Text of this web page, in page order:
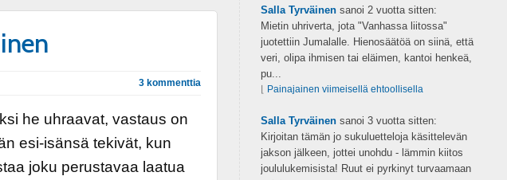
3 kommenttia
he uhraavat, vastaus on
esi-isänsä tekivät, kun
joku perustavaa laatua
Salla Tyrväinensanoi 2 vuotta sitten:
Mietin uhriverta, jota "Vanhassa liitossa"
juotettiin Jumalalle. Hienosäätöä on siinä, että
veri, olipa ihmisen tai eläimen, kantoi henkeä,
pu...
Painajainen viimeisellä ehtoollisella
Salla Tyrväinensanoi 3 vuotta sitten:
Kirjoitan tämän jo sukuluetteloja käsittelevän
jakson jälkeen, jottei unohdu - lämmin kiitos
joululukemisista! Ruut ei pyrkinyt turvaamaan